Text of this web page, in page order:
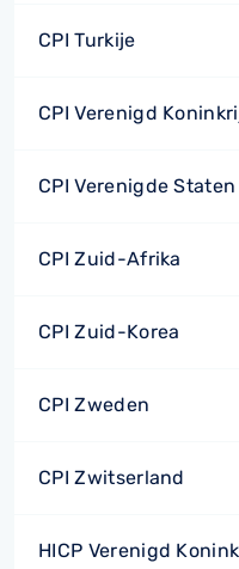
CPI Turkije
CPI Verenigd
CPI Verenigde Staten
CPI Zuid-Afrika
CPI Zuid-Korea
CPI Zweden
CPI Zwitserland
HICP Verenigd